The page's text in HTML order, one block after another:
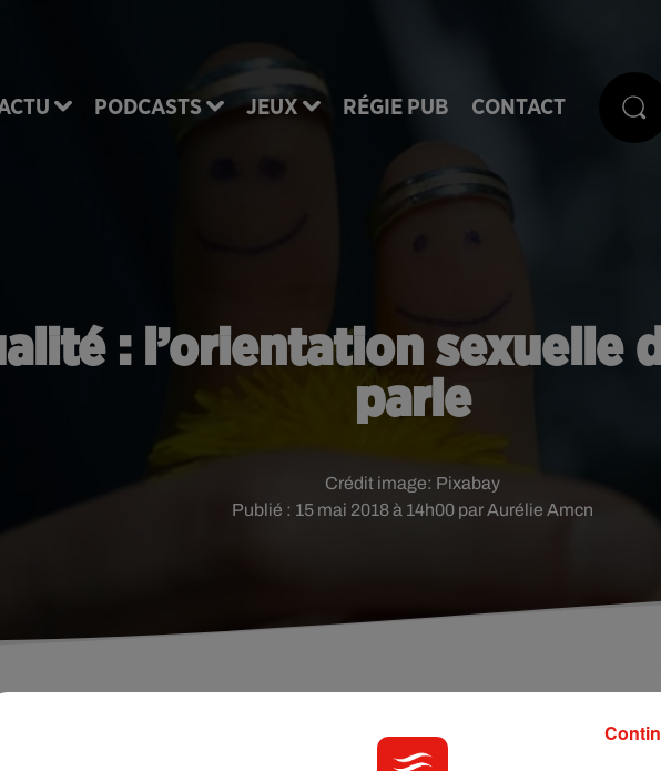
PODCASTS JEUX RÉGIE PUB CONTACT
: l’orientation sexuelle
parle
Publié : 15 mai 2018 à 14h00 par Aurélie Amcn
Crédit image: Pixabay
sexuelle dont tout le monde parle en ce moment. Mais être